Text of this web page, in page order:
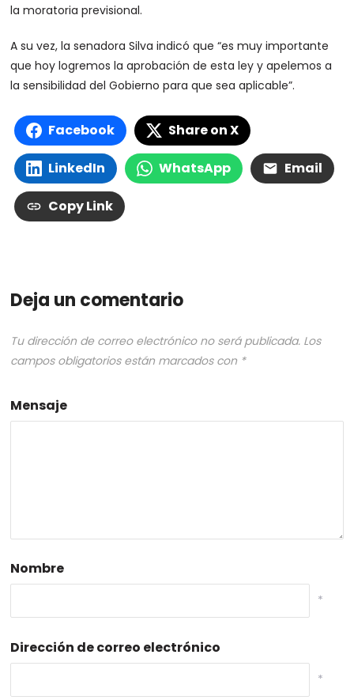
la moratoria previsional.
A su vez, la senadora Silva indicó que “es muy importante
que hoy logremos la aprobación de esta ley y apelemos a
la sensibilidad del Gobierno para que sea aplicable”.
Facebook Share on X
LinkedIn WhatsApp Email
Copy Link
Deja un comentario
Tu dirección de correo electrónico no será publicada. Los
campos obligatorios están marcados con *
Mensaje
Nombre
*
Dirección de correo electrónico
*